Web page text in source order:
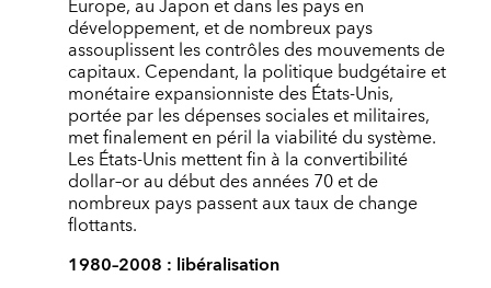
Europe, au Japon et dans les pays en
développement, et de nombreux pays
assouplissent les contrôles des mouvements de
capitaux. Cependant, la politique budgétaire et
monétaire expansionniste des États-Unis,
portée par les dépenses sociales et militaires,
met finalement en péril la viabilité du système.
Les États-Unis mettent fin à la convertibilité
dollar–or au début des années 70 et de
nombreux pays passent aux taux de change
flottants.
1980–2008 : libéralisation